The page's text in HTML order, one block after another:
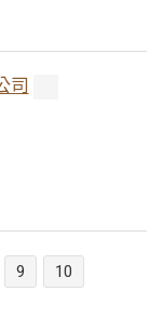
司
9
10